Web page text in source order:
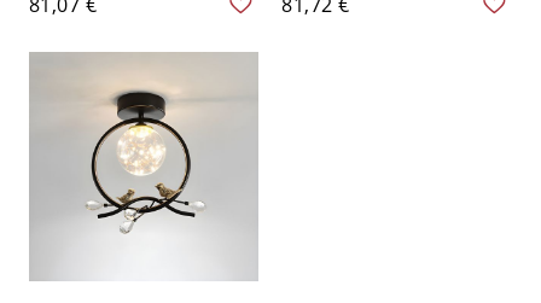
10 à 14 pouces - Orange
110 V-120 V
Noir - 110 V-120 V Style 6